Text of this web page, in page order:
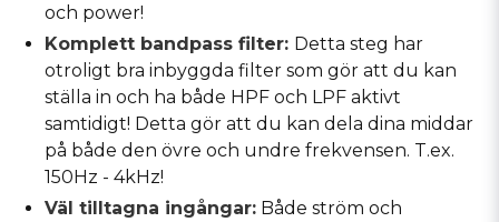
och power!
Komplett bandpass filter: Detta steg har
otroligt bra inbyggda filter som gör att du kan
ställa in och ha både HPF och LPF aktivt
samtidigt! Detta gör att du kan dela dina middar
på både den övre och undre frekvensen. T.ex.
150Hz - 4kHz!
Väl tilltagna ingångar: Både ström och